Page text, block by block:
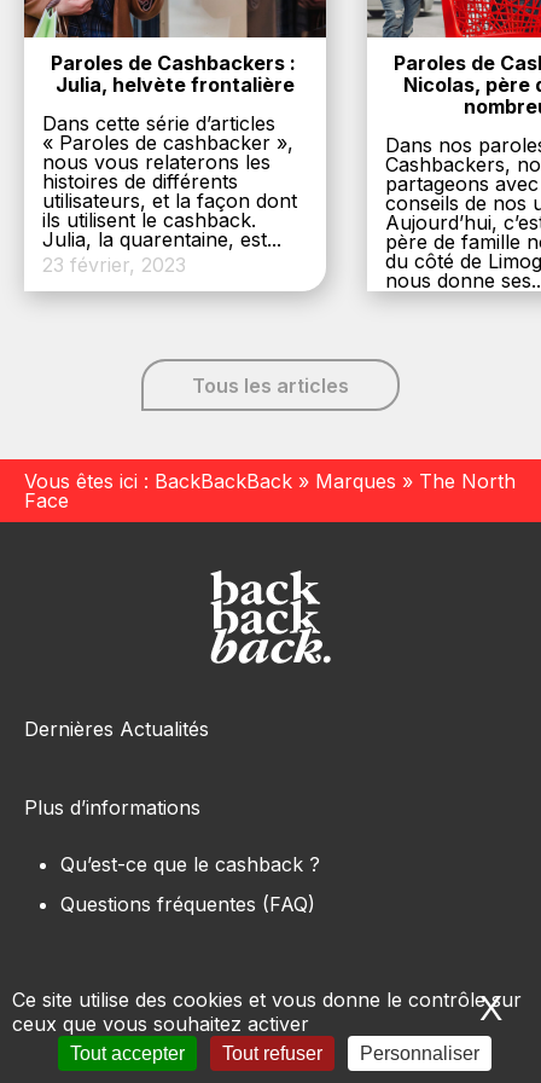
Ce site utilise des cookies et vous donne le contrôle sur
ceux que vous souhaitez activer
Tout accepter Tout refuser Personnaliser
X
Paroles de Cashbackers :
Julia, helvète frontalière
Dans cette série d’articles
« Paroles de cashbacker »,
nous vous relaterons les
histoires de différents
utilisateurs, et la façon dont
ils utilisent le cashback.
Julia, la quarentaine, est...
23 février, 2023
Paroles de
Nicolas, père
Dans nos
Cashbackers,
partageons
conseils de nos
Aujourd’hui,
père de famille
du côté de
nous donne
Tous les articles
Vous êtes ici : BackBackBack » Marques » The North
Face
Dernières Actualités
Plus d’informations
Qu’est-ce que le cashback ?
Questions fréquentes (FAQ)
Tous les sites e-commerce-Marques-Produits-
Conditions d’utilisation -Mentions légales